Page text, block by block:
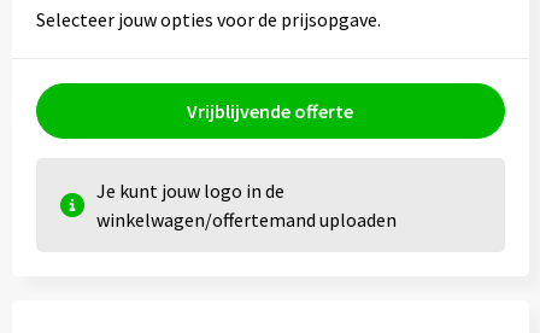
Selecteer jouw opties voor de prijsopgave.
Vrijblijvende offerte
Je kunt jouw logo in de
winkelwagen/offertemand uploaden